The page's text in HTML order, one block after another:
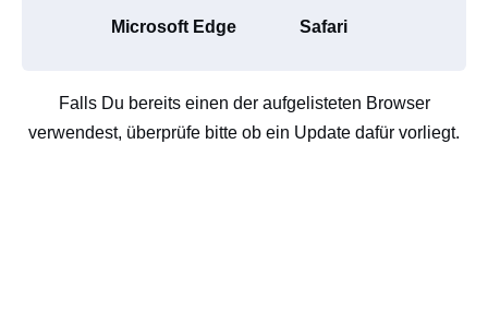
Microsoft Edge Safari
Falls Du bereits einen der aufgelisteten Browser
verwendest, überprüfe bitte ob ein Update dafür vorliegt.